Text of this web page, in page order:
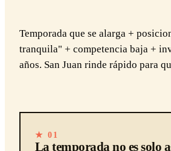
Temporada que se alarga +
tranquila" + competencia baja +
años. San Juan rinde rápido para
★ 01
La temporada no es solo